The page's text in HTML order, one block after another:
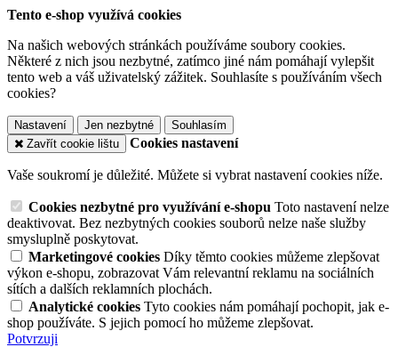
Tento e-shop využívá cookies
Na našich webových stránkách používáme soubory cookies.
Některé z nich jsou nezbytné, zatímco jiné nám pomáhají vylepšit
tento web a váš uživatelský zážitek. Souhlasíte s používáním všech
cookies?
Nastavení Jen nezbytné
Souhlasím
Zavřít cookie lištu
Cookies nastavení
Vaše soukromí je důležité. Můžete si vybrat nastavení cookies níže.
Cookies nezbytné pro využívání e-shopu Toto nastavení nelze
deaktivovat. Bez nezbytných cookies souborů nelze naše služby
smysluplně poskytovat.
Marketingové cookies Díky těmto cookies můžeme zlepšovat
výkon e-shopu, zobrazovat Vám relevantní reklamu na sociálních
sítích a dalších reklamních plochách.
Analytické cookies Tyto cookies nám pomáhají pochopit, jak e-
shop používáte. S jejich pomocí ho můžeme zlepšovat.
Potvrzuji